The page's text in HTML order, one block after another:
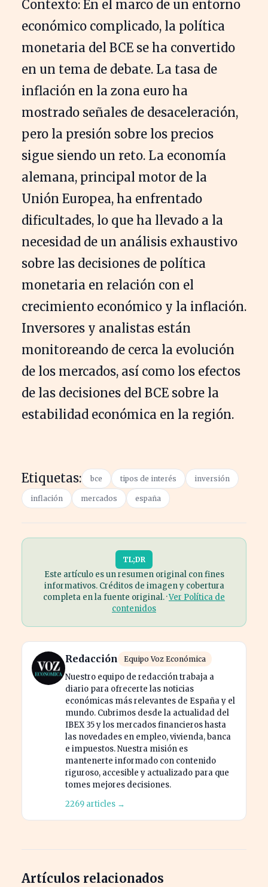
Contexto: En el marco de un entorno
económico complicado, la política
monetaria del BCE se ha convertido
en un tema de debate. La tasa de
inflación en la zona euro ha
mostrado señales de desaceleración,
pero la presión sobre los precios
sigue siendo un reto. La economía
alemana, principal motor de la
Unión Europea, ha enfrentado
dificultades, lo que ha llevado a la
necesidad de un análisis exhaustivo
sobre las decisiones de política
monetaria en relación con el
crecimiento económico y la inflación.
Inversores y analistas están
monitoreando de cerca la evolución
de los mercados, así como los efectos
de las decisiones del BCE sobre la
estabilidad económica en la región.
Etiquetas: bce tipos de interés inversión
inflación mercados españa
TL;DR
Este artículo es un resumen original con fines
informativos. Créditos de imagen y cobertura
completa en la fuente original. ·Ver Política de
contenidos
Redacción Equipo Voz Económica
Nuestro equipo de redacción trabaja a
diario para ofrecerte las noticias
económicas más relevantes de España y el
mundo. Cubrimos desde la actualidad del
IBEX 35 y los mercados financieros hasta
las novedades en empleo, vivienda, banca
e impuestos. Nuestra misión es
mantenerte informado con contenido
riguroso, accesible y actualizado para que
tomes mejores decisiones.
2269 articles →
Artículos relacionados